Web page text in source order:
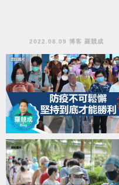
2022.08.09 博客 羅競成